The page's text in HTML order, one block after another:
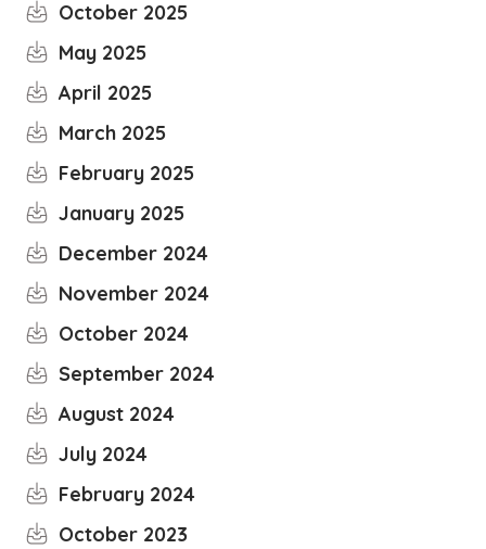
October 2025
May 2025
April 2025
March 2025
February 2025
January 2025
December 2024
November 2024
October 2024
September 2024
August 2024
July 2024
February 2024
October 2023